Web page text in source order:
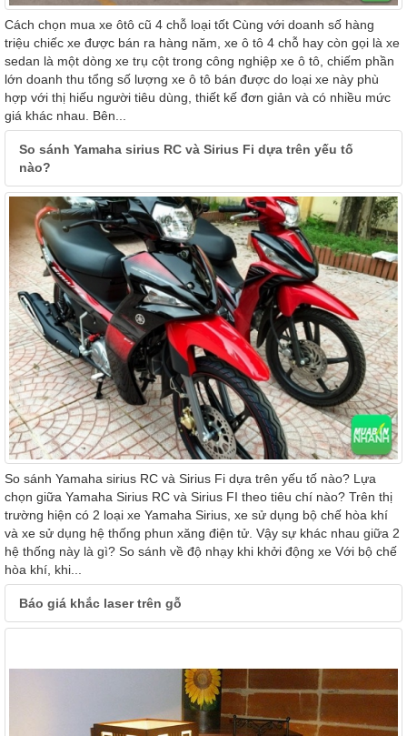
Cách chọn mua xe ôtô cũ 4 chỗ loại tốt Cùng với doanh số hàng
triệu chiếc xe được bán ra hàng năm, xe ô tô 4 chỗ hay còn gọi là xe
sedan là một dòng xe trụ cột trong công nghiệp xe ô tô, chiếm phần
lớn doanh thu tổng số lượng xe ô tô bán được do loại xe này phù
hợp với thị hiếu người tiêu dùng, thiết kế đơn giản và có nhiều mức
giá khác nhau. Bên...
So sánh Yamaha sirius RC và Sirius Fi dựa trên yếu tố
nào?
So sánh Yamaha sirius RC và Sirius Fi dựa trên yếu tố nào? Lựa
chọn giữa Yamaha Sirius RC và Sirius FI theo tiêu chí nào? Trên thị
trường hiện có 2 loại xe Yamaha Sirius, xe sử dụng bộ chế hòa khí
và xe sử dụng hệ thống phun xăng điện tử. Vậy sự khác nhau giữa 2
hệ thống này là gì? So sánh về độ nhạy khi khởi động xe Với bộ chế
hòa khí, khi...
Báo giá khắc laser trên gỗ